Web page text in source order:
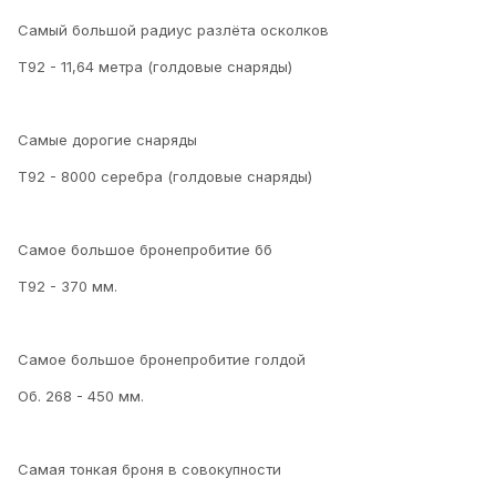
Самый большой радиус разлёта осколков
Т92 - 11,64 метра (голдовые снаряды)
Самые дорогие снаряды
Т92 - 8000 серебра (голдовые снаряды)
Самое большое бронепробитие бб
Т92 - 370 мм.
Самое большое бронепробитие голдой
Об. 268 - 450 мм.
Самая тонкая броня в совокупности